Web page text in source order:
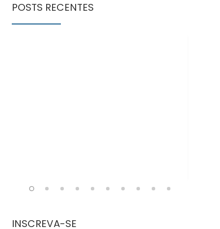
POSTS RECENTES
INSCREVA-SE